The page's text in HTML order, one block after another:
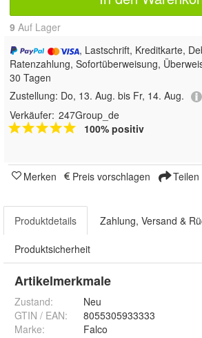
9 Auf Lager
, Lastschrift, Kreditkarte,
Ratenzahlung, Sofortüberweisung,
30 Tagen
Zustellung: Do, 13. Aug. bis Fr, 14. Aug.
Verkäufer: 247Group_de
100% positiv
Merken Preis vorschlagen Teilen
Produktdetails Zahlung, Versand &
Produktsicherheit
Artikelmerkmale
Zustand:
Neu
GTIN / EAN:
8055305933333
Marke:
Falco